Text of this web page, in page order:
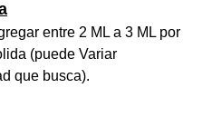
entre 2 ML a 3 ML por
(puede Variar
que busca).